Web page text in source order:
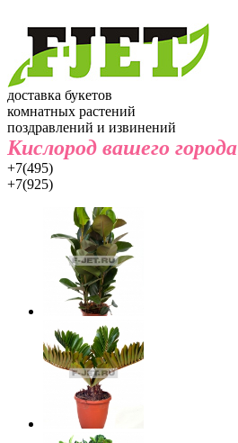
доставка букетов
комнатных растений
поздравлений и извинений
Кислород вашего города
+7(495)
+7(925)